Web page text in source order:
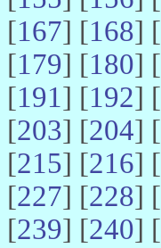
[167] [168] [
[179] [180] [
[191] [192] [
[203] [204] [
[215] [216] [
[227] [228] [
[239] [240] [